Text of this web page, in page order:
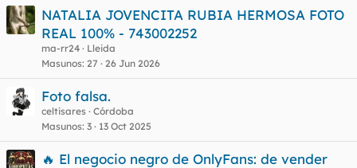
NATALIA JOVENCITA RUBIA HERMOSA FOTO
REAL 100% - 743002252
ma-rr24
Lleida
Masunos 27 26 Jun 2026
Foto falsa.
celtisares Córdoba
Masunos 3 13 Oct 2025
🔥 El negocio negro de OnlyFans: de vender